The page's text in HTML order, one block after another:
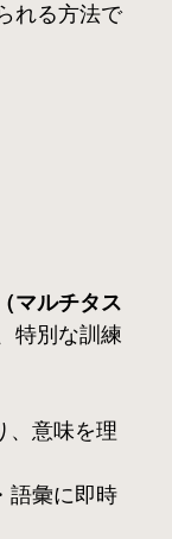
れる方法で
マルチタス
特別な訓練
、意味を理
語彙に即時